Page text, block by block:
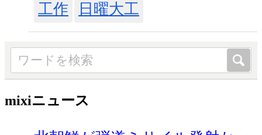
工作 日曜大工
mixiニュース